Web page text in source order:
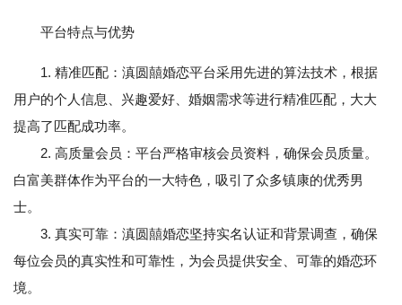
平台特点与优势
1. 精准匹配：滇圆囍婚恋平台采用先进的算法技术，根据
用户的个人信息、兴趣爱好、婚姻需求等进行精准匹配，大大
提高了匹配成功率。
2. 高质量会员：平台严格审核会员资料，确保会员质量。
白富美群体作为平台的一大特色，吸引了众多镇康的优秀男
士。
3. 真实可靠：滇圆囍婚恋坚持实名认证和背景调查，确保
每位会员的真实性和可靠性，为会员提供安全、可靠的婚恋环
境。